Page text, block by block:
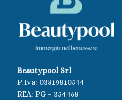
Beautypool Srl
P. Iva: 03819810544
REA: PG – 354468